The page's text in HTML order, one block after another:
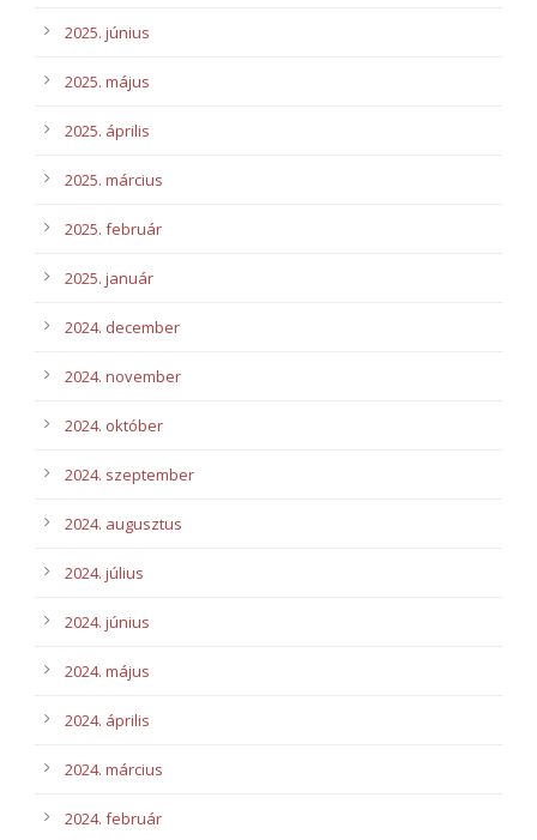
2025. június
2025. május
2025. április
2025. március
2025. február
2025. január
2024. december
2024. november
2024. október
2024. szeptember
2024. augusztus
2024. július
2024. június
2024. május
2024. április
2024. március
2024. február